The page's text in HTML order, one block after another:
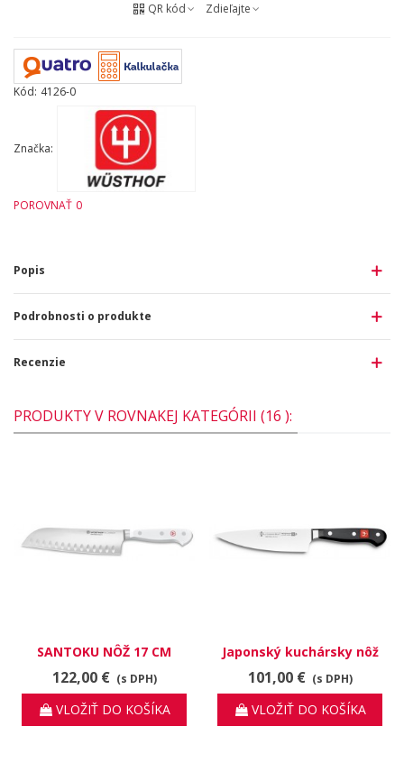
QR kód Zdieľajte
Kód: 4126-0
Značka:
POROVNAŤ 0
Popis
Podrobnosti o produkte
Recenzie
PRODUKTY V ROVNAKEJ KATEGÓRII (16 ):
SANTOKU NÔŽ 17 CM
WÜSTHOF CLASSIC WHITE
122,00 € (s DPH)
VLOŽIŤ DO KOŠÍKA
Japonský kuchársky nôž
LE CORDON BLUE
101,00 € (s DPH)
VLOŽIŤ DO KOŠÍKA